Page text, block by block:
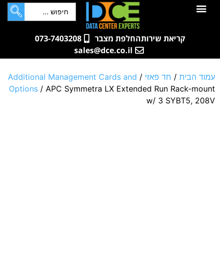
לתוכן
קריאת שירותהחלפת מצבר
073-7403208
sales@dce.co.il
עמוד הבית / חד פאזי /
Additional Management Cards and
Options / APC Symmetra LX Extended Run Rack-mount
w/ 3 SYBT5, 208V